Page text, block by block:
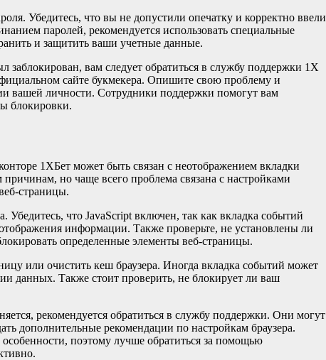
Убедитесь, что вы не допустили опечатку и корректно ввели
паролей, рекомендуется использовать специальные
и защитить ваши учетные данные.
вам следует обратиться в службу поддержки 1X
сайте букмекера. Опишите свою проблему и
вашей личности. Сотрудники поддержки помогут вам
блокировки.
1XБет может быть связан с неотображением вкладки
но чаще всего проблема связана с настройками
страницы.
Убедитесь, что JavaScript включен, так как вкладка событий
информации. Также проверьте, не установлены ли
определенные элементы веб-страницы.
или очистить кеш браузера. Иногда вкладка событий может
данных. Также стоит проверить, не блокирует ли ваш
рекомендуется обратиться в службу поддержки. Они могут
дополнительные рекомендации по настройкам браузера.
поэтому лучше обратиться за помощью